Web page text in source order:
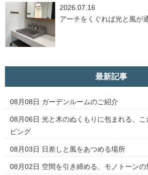
2026.07.16
アーチをくぐれば光と風が
最新記事
08月08日 ガーデンルームのご紹介
08月06日 光と木のぬくもりに包まれる、こ
ビング
08月03日 日差しと風をあつめる場所
08月02日 空間を引き締める、モノトーン